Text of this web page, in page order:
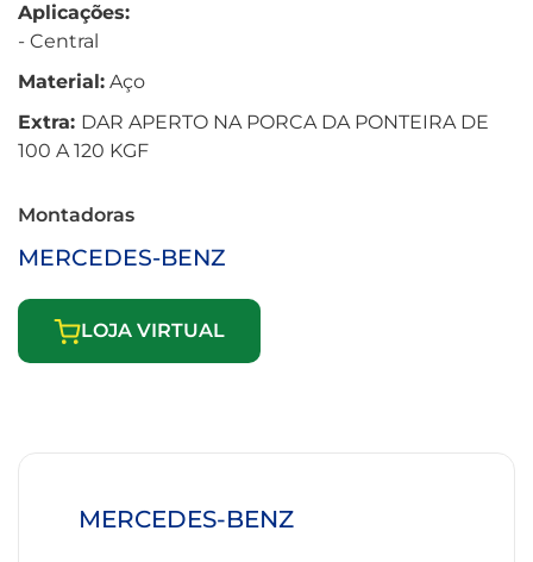
Aplicações:
- Central
Material: Aço
Extra: DAR APERTO NA PORCA DA PONTEIRA DE
100 A 120 KGF
Montadoras
MERCEDES-BENZ
LOJA VIRTUAL
MERCEDES-BENZ